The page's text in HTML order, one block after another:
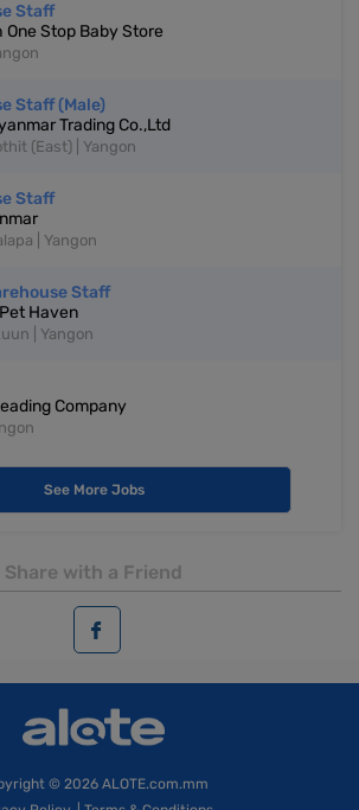
Staff
One Stop Baby Store
Staff (Male)
Trading Co.,Ltd
(East) | Yangon
Staff
| Yangon
Staff
Haven
| Yangon
Company
See More Jobs
Share with a Friend
© 2026 ALOTE.com.mm